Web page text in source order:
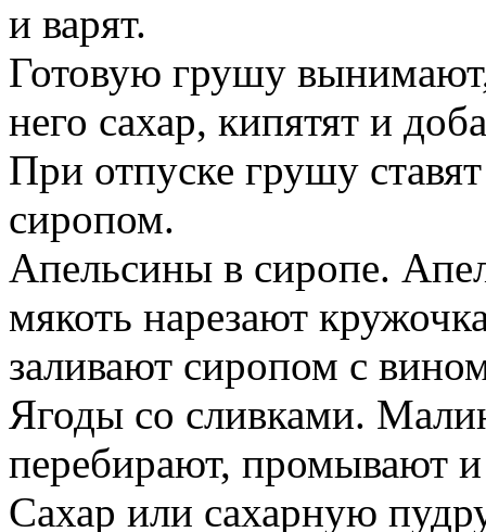
и варят.
Готовую грушу
него сахар, кипятят и
При отпуске грушу
сиропом.
Апельсины в сиропе.
мякоть нарезают
заливают сиропом с
Ягоды со сливками.
перебирают, промывают
Сахар или сахарную